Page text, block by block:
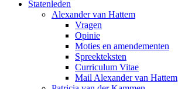
Statenleden
Alexander van Hattem
Vragen
Opinie
Moties en amendementen
Spreekteksten
Curriculum Vitae
Mail Alexander van Hattem